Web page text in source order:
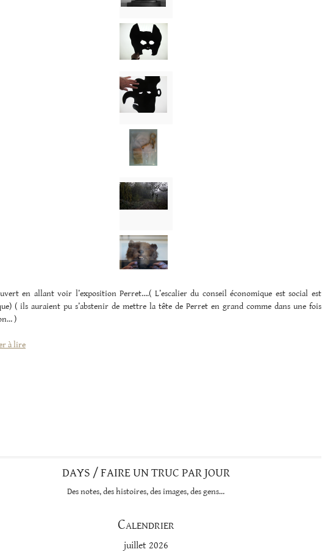
en allant voir l’exposition Perret….( L’escalier du conseil économique est social est
( ils auraient pu s’abstenir de mettre la tête de Perret en grand comme dans une fois
)
à lire« FB »
DAYS / FAIRE UN TRUC PAR JOUR
Des notes, des histoires, des images, des gens…
Calendrier
juillet 2026